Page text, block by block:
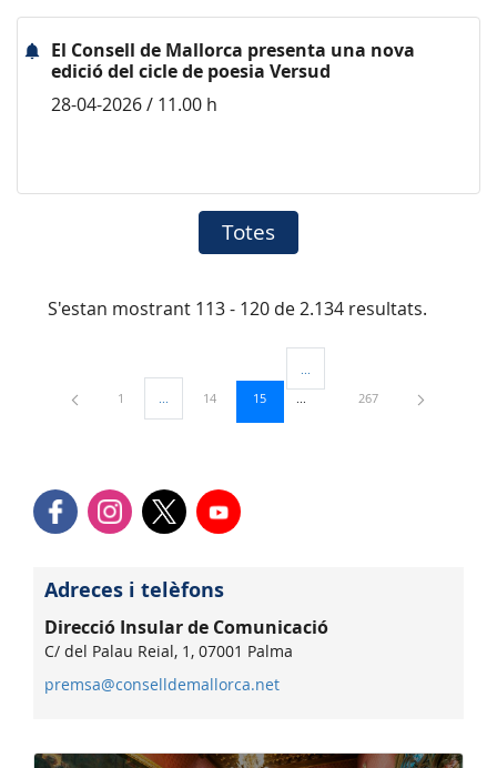
El Consell de Mallorca presenta una nova
edició del cicle de poesia Versud
28-04-2026 / 11.00 h
Totes
S'estan mostrant 113 - 120 de 2.134 resultats.
Pàgina
1 ...Pàgines intermèdies Utilitzeu TAB per navegar.
Pàgina
14 Pàgina
15
Pàgines intermèdies Utilitzeu
Pàgina
267
Adreces i telèfons
Direcció Insular de Comunicació
C/ del Palau Reial, 1, 07001 Palma
premsa@conselldemallorca.net